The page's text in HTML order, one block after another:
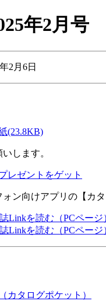
年2月号
2月6日
(23.8KB)
します。
レゼントをゲット
ン向けアプリの【カ
Linkを読む（PCページ
Linkを読む（PCページ
カタログポケット）